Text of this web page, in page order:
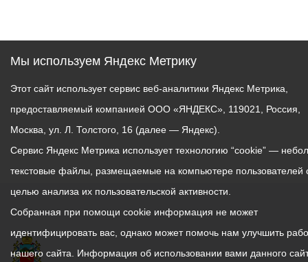
Мы используем Яндекс Метрику
Этот сайт использует сервис веб-аналитики Яндекс Метрика,
предоставляемый компанией ООО «ЯНДЕКС», 119021, Россия,
Москва, ул. Л. Толстого, 16 (далее — Яндекс).
Сервис Яндекс Метрика использует технологию “cookie” —
текстовые файлы, размещаемые на компьютере пользователей
целью анализа их пользовательской активности.
Собранная при помощи cookie информация не может
идентифицировать вас, однако может помочь нам улучшить
нашего сайта. Информация об использовании вами данного